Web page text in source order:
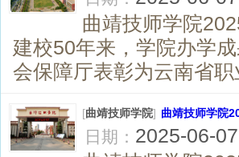
曲靖技师学院
建校50年来，学院办学
会保障厅表彰为云南省
[曲靖技师学院] 曲靖技师学院
日期： 2025-06-07